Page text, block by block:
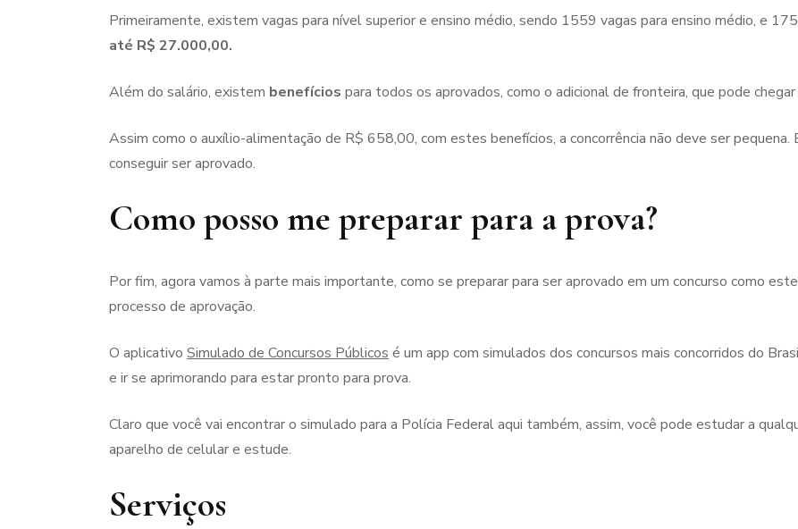
Primeiramente, existem vagas para nível superior e ensino médio, sendo 1559 vagas para ensino médio, e
até R$ 27.000,00.
Além do salário, existem benefícios para todos os aprovados, como o adicional de fronteira, que pode
Assim como o auxílio-alimentação de R$ 658,00, com estes benefícios, a concorrência não deve ser
conseguir ser aprovado.
Como posso me preparar para a prova?
Por fim, agora vamos à parte mais importante, como se preparar para ser aprovado em um concurso como
processo de aprovação.
O aplicativo Simulado de Concursos Públicos é um app com simulados dos concursos mais concorridos do
e ir se aprimorando para estar pronto para prova.
Claro que você vai encontrar o simulado para a Polícia Federal aqui também, assim, você pode estudar a
aparelho de celular e estude.
Serviços